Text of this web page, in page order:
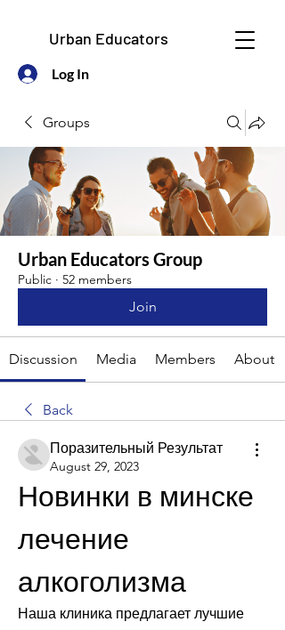
Urban Educators
Log In
Groups
Urban Educators Group
Public · 52 members
Join
Discussion Media Members About
Back
Поразительный Результат
August 29, 2023
Новинки в минске
лечение
алкоголизма
Наша клиника предлагает лучшие